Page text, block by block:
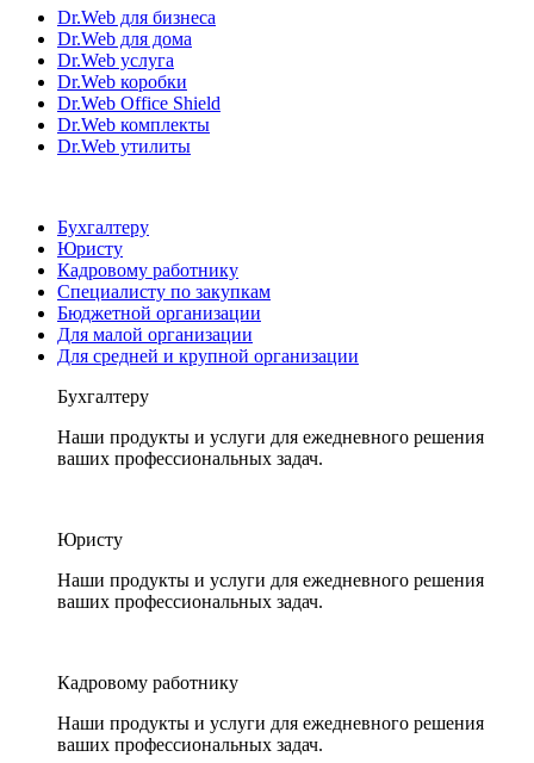
Dr.Web для бизнеса
Dr.Web для дома
Dr.Web услуга
Dr.Web коробки
Dr.Web Office Shield
Dr.Web комплекты
Dr.Web утилиты
Бухгалтеру
Юристу
Кадровому работнику
Специалисту по закупкам
Бюджетной организации
Для малой организации
Для средней и крупной организации
Бухгалтеру
Наши продукты и услуги для ежедневного решения
ваших профессиональных задач.
Юристу
Наши продукты и услуги для ежедневного решения
ваших профессиональных задач.
Кадровому работнику
Наши продукты и услуги для ежедневного решения
ваших профессиональных задач.